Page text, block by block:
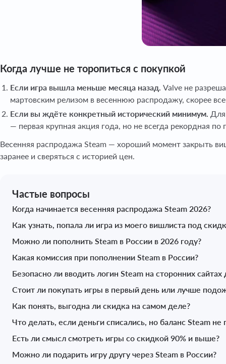
Когда лучше не торопиться с покупкой
Если игра вышла меньше месяца назад. Valve не
мартовским релизом в весеннюю распродажу, скорее
Если вы ждёте конкретный исторический минимум. Для
— первая крупная акция года, но не всегда рекордная по
Весенняя распродажа Steam — хороший момент закрыть
заранее и сверяться с историей цен.
Частые вопросы
Когда начинается весенняя распродажа Steam 2026?
Как узнать, попала ли игра из моего вишлиста под
Можно ли пополнить Steam в России в 2026 году?
Какая комиссия при пополнении Steam в России?
Безопасно ли вводить логин Steam на сторонних
Стоит ли покупать игры в первый день или лучше
Как понять, выгодна ли скидка на самом деле?
Что делать, если деньги списались, но баланс Steam не
Есть ли смысл смотреть игры со скидкой 90% и выше?
Можно ли подарить игру другу через Steam в России?